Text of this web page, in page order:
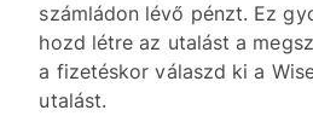
számládon lévő pénzt. Ez
hozd létre az utalást a
a fizetéskor válaszd ki a
utalást.